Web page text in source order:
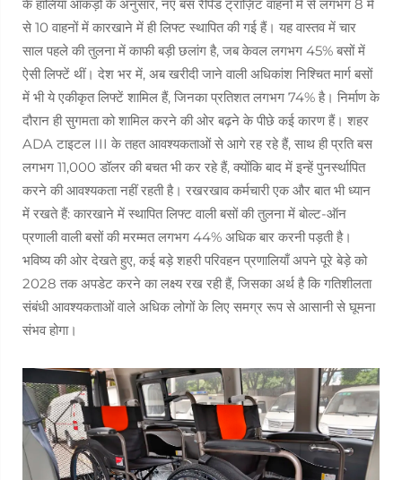
के हालिया आँकड़ों के अनुसार, नए बस रैपिड ट्रांज़िट वाहनों में से लगभग 8 में
से 10 वाहनों में कारखाने में ही लिफ्ट स्थापित की गई हैं। यह वास्तव में चार
साल पहले की तुलना में काफी बड़ी छलांग है, जब केवल लगभग 45% बसों में
ऐसी लिफ्टें थीं। देश भर में, अब खरीदी जाने वाली अधिकांश निश्चित मार्ग बसों
में भी ये एकीकृत लिफ्टें शामिल हैं, जिनका प्रतिशत लगभग 74% है। निर्माण के
दौरान ही सुगमता को शामिल करने की ओर बढ़ने के पीछे कई कारण हैं। शहर
ADA टाइटल III के तहत आवश्यकताओं से आगे रह रहे हैं, साथ ही प्रति बस
लगभग 11,000 डॉलर की बचत भी कर रहे हैं, क्योंकि बाद में इन्हें पुनर्स्थापित
करने की आवश्यकता नहीं रहती है। रखरखाव कर्मचारी एक और बात भी ध्यान
में रखते हैं: कारखाने में स्थापित लिफ्ट वाली बसों की तुलना में बोल्ट-ऑन
प्रणाली वाली बसों की मरम्मत लगभग 44% अधिक बार करनी पड़ती है।
भविष्य की ओर देखते हुए, कई बड़े शहरी परिवहन प्रणालियाँ अपने पूरे बेड़े को
2028 तक अपडेट करने का लक्ष्य रख रही हैं, जिसका अर्थ है कि गतिशीलता
संबंधी आवश्यकताओं वाले अधिक लोगों के लिए समग्र रूप से आसानी से घूमना
संभव होगा।